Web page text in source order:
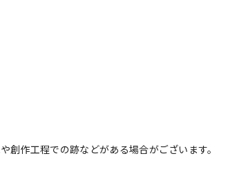
創作工程での跡などがある場合がございます。